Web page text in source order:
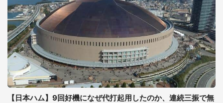
【日本ハム】9回好機になぜ代打起用したのか、連続三振で無